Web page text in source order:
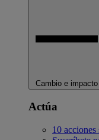
Cambio e impacto
Actúa
10 acciones